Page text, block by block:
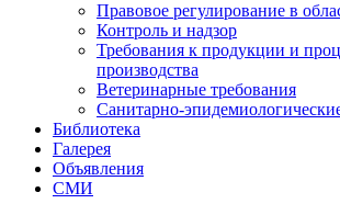
Правовое регулирование в
Контроль и надзор
Требования к продукции и
производства
Ветеринарные требования
Санитарно-
Библиотека
Галерея
Объявления
СМИ